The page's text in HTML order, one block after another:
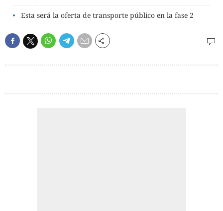
Esta será la oferta de transporte público en la fase 2